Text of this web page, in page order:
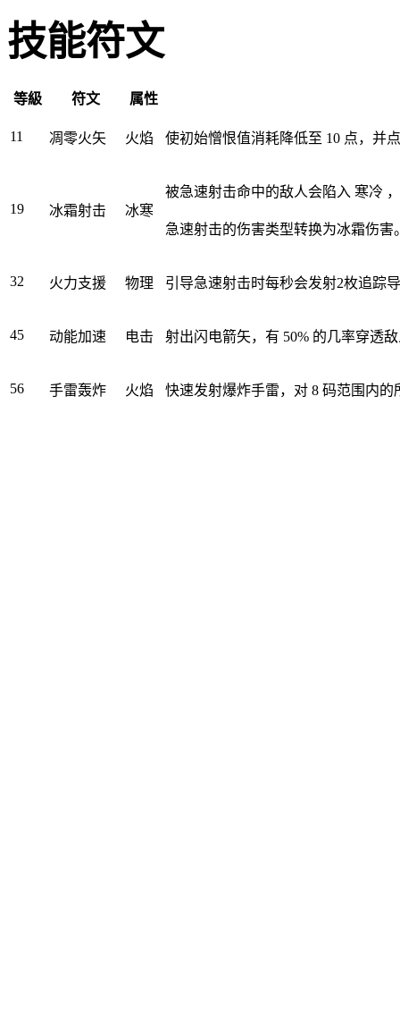
技能符文
等級 符文 属性
11 凋零火矢 火焰 使初始憎恨值消耗降低至 10 点，并
19 冰霜射击 冰寒
被急速射击命中的敌人会陷入 寒冷
急速射击的伤害类型转换为冰霜伤害
32 火力支援 物理 引导急速射击时每秒会发射2枚追踪
45 动能加速 电击 射出闪电箭矢，有 50% 的几率穿透
56 手雷轰炸 火焰 快速发射爆炸手雷，对 8 码范围内的